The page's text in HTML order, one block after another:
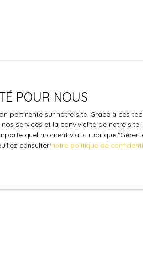
POUR NOUS
pertinente sur notre site. Grace à ces
services et la convivialité de notre site
quel moment via la rubrique
consulter notre politique de